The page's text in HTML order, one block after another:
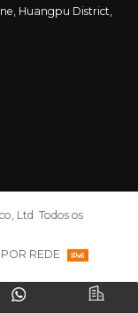
Huangpu District,
Ltd Todos os
REDE